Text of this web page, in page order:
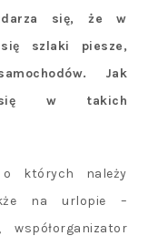
się, że w
szlaki piesze,
Jak
się w takich
których należy
na urlopie –
współorganizator